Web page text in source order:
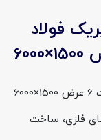
فولاد
ورق سیاه فابریک فولاد مبارکه ST37 ضخامت 6 عرض 1500×6000
فلزی، ساخت